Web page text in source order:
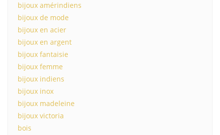
bijoux amérindiens
bijoux de mode
bijoux en acier
bijoux en argent
bijoux fantaisie
bijoux femme
bijoux indiens
bijoux inox
bijoux madeleine
bijoux victoria
bois